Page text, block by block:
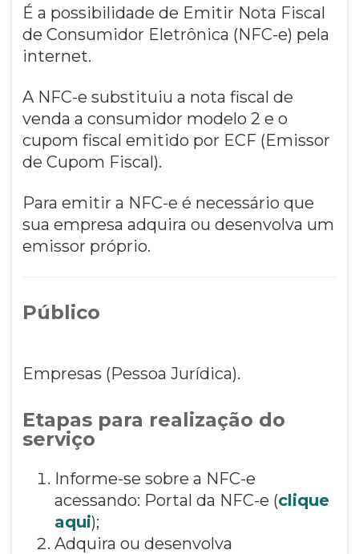
É a possibilidade de Emitir Nota Fiscal
de Consumidor Eletrônica (NFC-e) pela
internet.
A NFC-e substituiu a nota fiscal de
venda a consumidor modelo 2 e o
cupom fiscal emitido por ECF (Emissor
de Cupom Fiscal).
Para emitir a NFC-e é necessário que
sua empresa adquira ou desenvolva um
emissor próprio.
Público
Empresas (Pessoa Jurídica).
Etapas para realização do
serviço
Informe-se sobre a NFC-e
acessando: Portal da NFC-e (clique
aqui);
Adquira ou desenvolva